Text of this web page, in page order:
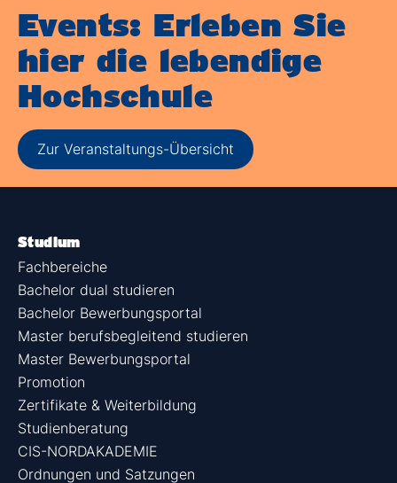
Events: Erleben Sie
hier die lebendige
Hochschule
Zur Veranstaltungs-Übersicht
Studium
Fachbereiche
Bachelor dual studieren
Bachelor Bewerbungsportal
Master berufsbegleitend studieren
Master Bewerbungsportal
Promotion
Zertifikate & Weiterbildung
Studienberatung
CIS-NORDAKADEMIE
Ordnungen und Satzungen